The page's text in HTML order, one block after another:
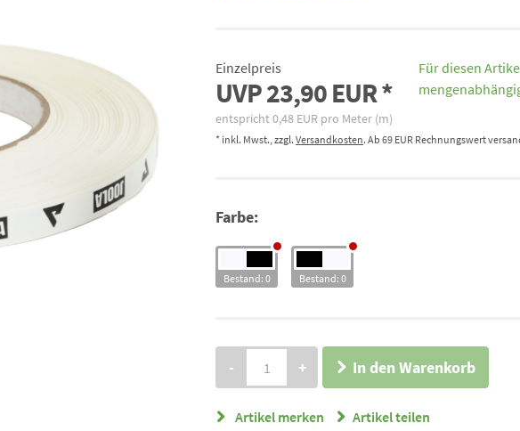
Einzelpreis
UVP23,90 EUR
entspricht0,48 EUR pro Meter (m)
Für diesen
* inkl. Mwst., zzgl. Versandkosten. Ab 69 EUR Rechnungswert
Farbe:
Bestand: 0 Bestand: 0
- + In den Warenkorb
Artikel merken Artikel teilen